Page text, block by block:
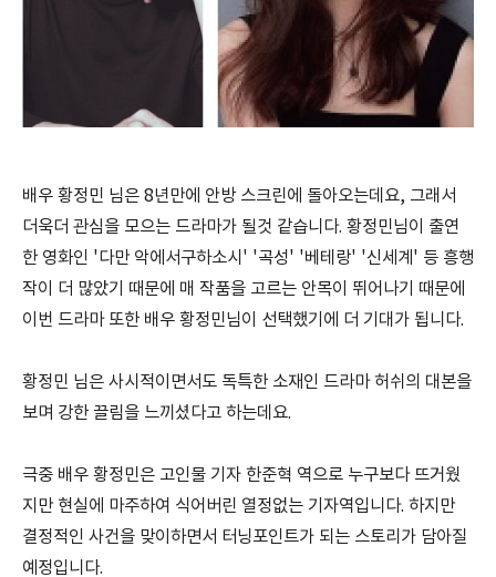
배우 황정민 님은 8년만에 안방 스크린에 돌아오는데요, 그래서
더욱더 관심을 모으는 드라마가 될것 같습니다. 황정민님이 출연
한 영화인 '다만 악에서구하소시' '곡성' '베테랑' '신세계' 등 흥행
작이 더 많았기 때문에 매 작품을 고르는 안목이 뛰어나기 때문에
이번 드라마 또한 배우 황정민님이 선택했기에 더 기대가 됩니다.
황정민 님은 사시적이면서도 독특한 소재인 드라마 허쉬의 대본을
보며 강한 끌림을 느끼셨다고 하는데요.
극중 배우 황정민은 고인물 기자 한준혁 역으로 누구보다 뜨거웠
지만 현실에 마주하여 식어버린 열정없는 기자역입니다. 하지만
결정적인 사건을 맞이하면서 터닝포인트가 되는 스토리가 담아질
예정입니다.